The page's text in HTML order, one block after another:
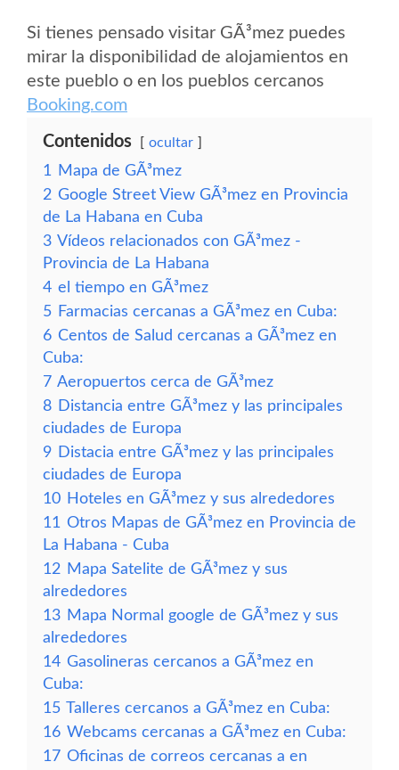
Si tienes pensado visitar GÃ³mez puedes
mirar la disponibilidad de alojamientos en
este pueblo o en los pueblos cercanos
Booking.com
Contenidos ocultar
1
Mapa de GÃ³mez
2 Google Street View GÃ³mez en Provincia
de La Habana en Cuba
3 Vídeos relacionados con GÃ³mez -
Provincia de La Habana
4 el tiempo en GÃ³mez
5 Farmacias cercanas a GÃ³mez en Cuba:
6 Centos de Salud cercanas a GÃ³mez en
Cuba:
7 Aeropuertos cerca de GÃ³mez
8 Distancia entre GÃ³mez y las principales
ciudades de Europa
9 Distacia entre GÃ³mez y las principales
ciudades de Europa
10 Hoteles en GÃ³mez y sus alrededores
11 Otros Mapas de GÃ³mez en Provincia de
La Habana - Cuba
12 Mapa Satelite de GÃ³mez y sus
alrededores
13 Mapa Normal google de GÃ³mez y sus
alrededores
14 Gasolineras cercanos a GÃ³mez en
Cuba:
15 Talleres cercanos a GÃ³mez en Cuba:
16 Webcams cercanas a GÃ³mez en Cuba:
17 Oficinas de correos cercanas a en